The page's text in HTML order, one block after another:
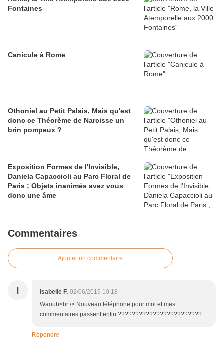
Fontaines
Canicule à Rome
Othoniel au Petit Palais, Mais qu'est
donc ce Théorème de Narcisse un
brin pompeux ?
Exposition Formes de l'Invisible,
Daniela Capaccioli au Parc Floral de
Paris ; Objets inanimés avez vous
donc une âme
Commentaires
Ajouter un commentaire
I Isabelle F. 02/06/2019 10:18
Waouh<br /> Nouveau téléphone pour moi et mes
commentaires passent enfin ????????????????????????
Répondre